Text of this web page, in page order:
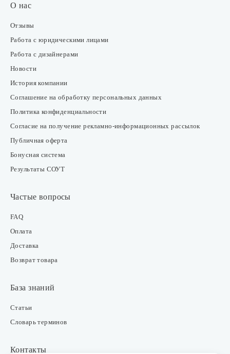
О нас
Отзывы
Работа с юридическими лицами
Работа с дизайнерами
Новости
История компании
Соглашение на обработку персональных данных
Политика конфиденциальности
Согласие на получение рекламно-информационных рассылок
Публичная оферта
Бонусная система
Результаты СОУТ
Частые вопросы
FAQ
Оплата
Доставка
Возврат товара
База знаний
Статьи
Словарь терминов
Контакты